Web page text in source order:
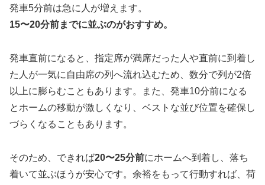
発車5分前は急に人が増えます。
15〜20分前までに並ぶのがおすすめ。
発車直前になると、指定席が満席だった人や直前に到着し
た人が一気に自由席の列へ流れ込むため、数分で列が2倍
以上に膨らむこともあります。また、発車10分前になる
とホームの移動が激しくなり、ベストな並び位置を確保し
づらくなることもあります。
そのため、できれば20〜25分前にホームへ到着し、落ち
着いて並ぶほうが安心です。余裕をもって行動すれば、荷